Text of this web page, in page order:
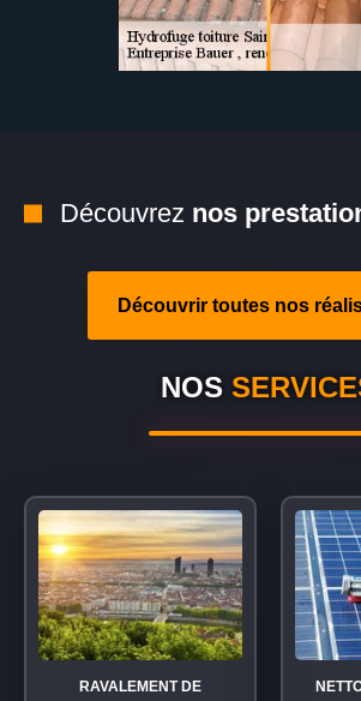
Découvrez nos
Découvrir toutes nos
NOS
RAVALEMENT DE